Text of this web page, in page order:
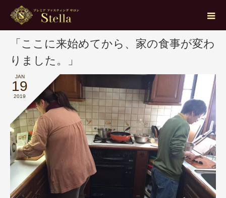
ブログ 料理
「ここに来始めてから、家の食事が変わ
りました。」
JAN
19
2019